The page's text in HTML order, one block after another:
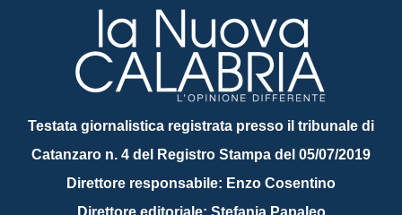
Testata giornalistica registrata presso il tribunale di
Catanzaro n. 4 del Registro Stampa del 05/07/2019
Direttore responsabile: Enzo Cosentino